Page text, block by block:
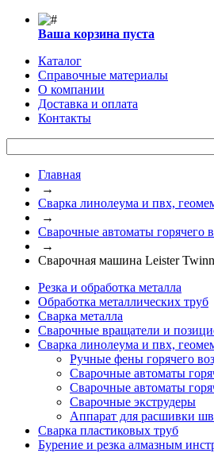
Ваша корзина пуста
Каталог
Справочные материалы
О компании
Доставка и оплата
Контакты
Главная
→
Сварка линолеума и пвх,
→
Сварочные автоматы горячего
→
Cварочная машина Leister
Резка и обработка металла
Обработка металлических труб
Сварка металла
Сварочные вращатели и
Сварка линолеума и пвх,
Ручные фены горячего
Сварочные автоматы
Сварочные автоматы
Сварочные экструдеры
Аппарат для расшивки
Сварка пластиковых труб
Бурение и резка алмазным